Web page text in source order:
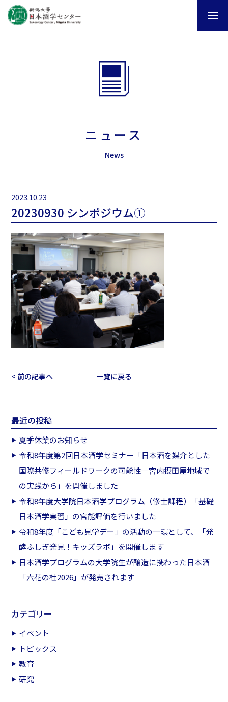
ニュース
News
2023.10.23
20230930 シンポジウム①
< 前の記事へ 一覧に戻る
最近の投稿
夏季休業のお知らせ
令和8年度第2回日本酒学セミナー「日本酒を媒介とした
国際共修フィールドワークの可能性―宮内摂田屋地域で
の実践から」を開催しました
令和8年度大学院日本酒学プログラム（修士課程）「基礎
日本酒学実習」の官能評価を行いました
令和8年度「こども見学デー」の活動の一環として、「発
酵ふしぎ発見！キッズラボ」を開催します
日本酒学プログラムの大学院生が醸造に携わった日本酒
「六花の杜2026」が発売されます
カテゴリー
イベント
トピックス
教育
研究